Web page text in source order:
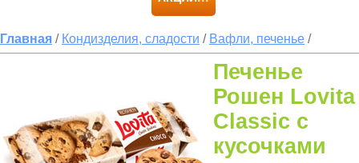
Главная / Кондизделия, сладости / Вафли, печенье /
Печенье
Рошен Lovita
Classic с
кусочками